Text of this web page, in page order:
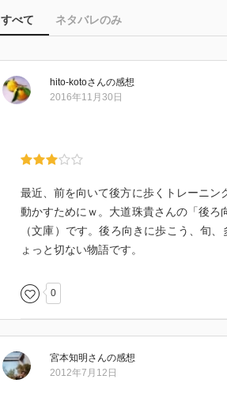
すべて ネタバレのみ
hito-kotoさんの感想
2016年11月30日
最近、前を向いて後方に歩くトレーニン
動かすためにｗ。大道珠貴さんの「後
（文庫）です。後ろ向きに歩こう、旬
ょっと切ない物語です。
0
宮本知明 さんの感想
2012年7月12日